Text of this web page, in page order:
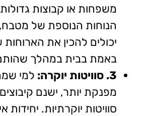
משפחות או קבוצות
הנוחות הנוספת של
יכולים להכין את
באמת בבית במהלך
3. סוויטות יוקרה: למי
מפנקת יותר, ישנם
סוויטות יוקרתיות. יחידות